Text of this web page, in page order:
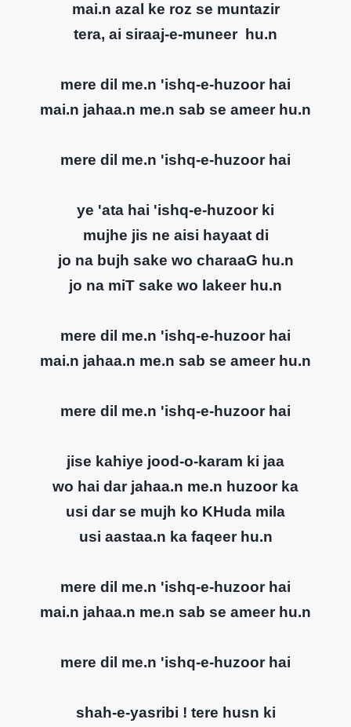
mai.n azal ke roz se muntazir
tera, ai siraaj-e-muneer hu.n
mere dil me.n 'ishq-e-huzoor hai
mai.n jahaa.n me.n sab se ameer hu.n
mere dil me.n 'ishq-e-huzoor hai
ye 'ata hai 'ishq-e-huzoor ki
mujhe jis ne aisi hayaat di
jo na bujh sake wo charaaG hu.n
jo na miT sake wo lakeer hu.n
mere dil me.n 'ishq-e-huzoor hai
mai.n jahaa.n me.n sab se ameer hu.n
mere dil me.n 'ishq-e-huzoor hai
jise kahiye jood-o-karam ki jaa
wo hai dar jahaa.n me.n huzoor ka
usi dar se mujh ko KHuda mila
usi aastaa.n ka faqeer hu.n
mere dil me.n 'ishq-e-huzoor hai
mai.n jahaa.n me.n sab se ameer hu.n
mere dil me.n 'ishq-e-huzoor hai
shah-e-yasribi ! tere husn ki